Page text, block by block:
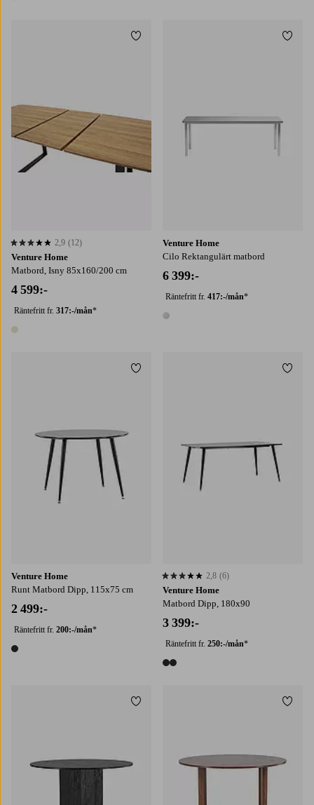
Venture Home
Matbord, Isny 85x160/200 cm
4 599:-
Räntefritt fr. 317:-/mån*
1 färg
2,9 baserat på 12 st betyg
2,9 (12)
Lägg till i favoriter
Venture Home
Cilo Rektangulärt matbord
6 399:-
Räntefritt fr. 417:-/mån*
1 färg
Venture Home
Runt Matbord Dipp, 115x75 cm
2 499:-
Räntefritt fr. 200:-/mån*
1 färg
Lägg till i favoriter
Venture Home
Matbord Dipp, 180x90
3 399:-
Räntefritt fr. 250:-/mån*
2 färger
2,8 baserat på 6 st betyg
2,8 (6)
Lägg till i favoriter